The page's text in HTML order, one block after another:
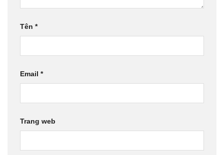
Tên *
Email *
Trang web